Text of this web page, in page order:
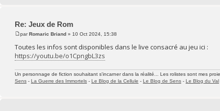
Re: Jeux de Rom
parRomaric Briand » 10 Oct 2024, 15:38
Toutes les infos sont disponibles dans le live consacré au jeu ici :
https://youtu.be/o1CpngbL3zs
Un personnage de fiction souhaitant s'incarner dans la réalité... Les rolistes sont mes
Sens - La Guerre des Immortels - Le Blog de la Cellule - Le Blog de Sens - Le Blog du Val